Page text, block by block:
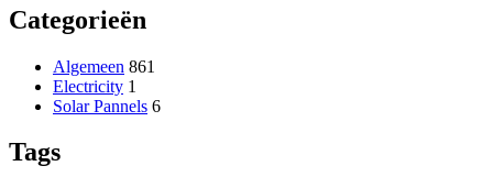
Categorieën
Algemeen 861
Electricity 1
Solar Pannels 6
Tags